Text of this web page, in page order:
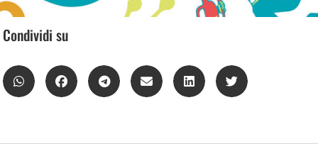
Condividi su